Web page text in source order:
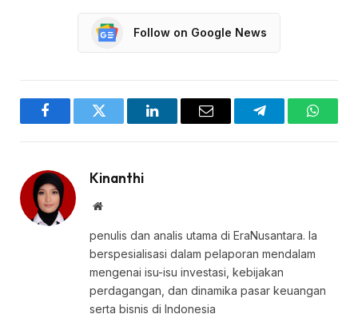
Follow on Google News
FacebookTwitter LinkedInEmail Telegram
Kinanthi
Website
penulis dan analis utama di EraNusantara. Ia
berspesialisasi dalam pelaporan mendalam
mengenai isu-isu investasi, kebijakan
perdagangan, dan dinamika pasar keuangan
serta bisnis di Indonesia